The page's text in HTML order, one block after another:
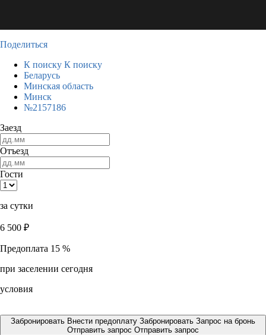
Поделиться
К поиску К поиску
Беларусь
Минская область
Минск
№2157186
Заезд
Отъезд
Гости
за сутки
6 500 ₽
Предоплата 15 %
при заселении сегодня
условия
Забронировать Внести предоплату Забронировать Запрос на бронь
Отправить запрос Отправить запрос